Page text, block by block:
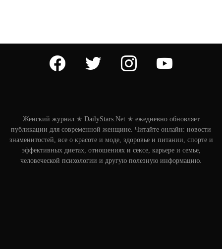
facebook twitter instagram youtube
Женский журнал ✭ DailyStars.Net ✭ ежедневно обновляет
публикации для современной женщине. Читайте онлайн: новости
знаменитостей, все о красоте и моде, здоровье и питании, спорте и
эффективных диетах, отношениях и сексе, карьере и семье,
человеческой психологии и другую полезную информацию.